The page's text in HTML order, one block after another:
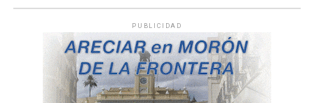
PUBLICIDAD